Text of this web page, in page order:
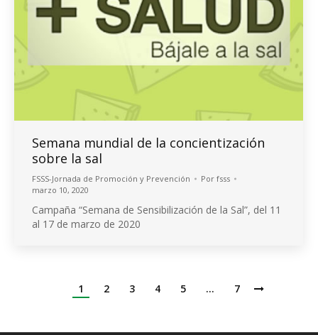
Semana mundial de la concientización
sobre la sal
FSSS-Jornada de Promoción y Prevención Por fsss
marzo 10, 2020
Campaña “Semana de Sensibilización de la Sal”, del 11
al 17 de marzo de 2020
1 2 3 4 5 … 7